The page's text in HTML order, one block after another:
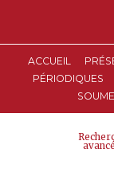
ACCUEIL
PÉRIODIQUES